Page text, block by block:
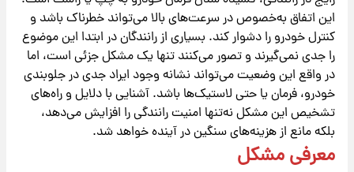
این اتفاق به‌خصوص در سرعت‌های بالا می‌تواند خطرناک باشد و
کنترل خودرو را دشوار کند. بسیاری از رانندگان در ابتدا این موضوع
را جدی نمی‌گیرند و تصور می‌کنند تنها یک مشکل جزئی است، اما
در واقع این وضعیت می‌تواند نشانه وجود ایراد جدی در جلوبندی
خودرو، فرمان یا حتی لاستیک‌ها باشد. آشنایی با دلایل و راه‌های
تشخیص این مشکل نه‌تنها امنیت رانندگی را افزایش می‌دهد،
بلکه مانع از هزینه‌های سنگین در آینده خواهد شد.
معرفی مشکل